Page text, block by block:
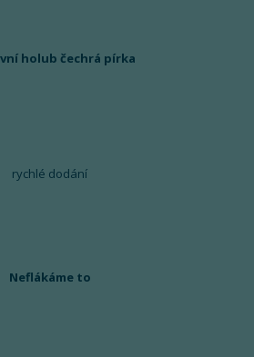
holub čechrá pírka
rychlé dodání
Neflákáme to